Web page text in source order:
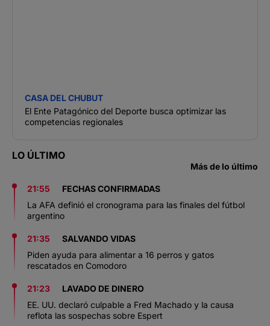
CASA DEL CHUBUT
El Ente Patagónico del Deporte busca optimizar las
competencias regionales
LO ÚLTIMO
Más de lo último
21:55
FECHAS CONFIRMADAS
La AFA definió el cronograma para las finales del fútbol
argentino
21:35
SALVANDO VIDAS
Piden ayuda para alimentar a 16 perros y gatos
rescatados en Comodoro
21:23
LAVADO DE DINERO
EE. UU. declaró culpable a Fred Machado y la causa
reflota las sospechas sobre Espert